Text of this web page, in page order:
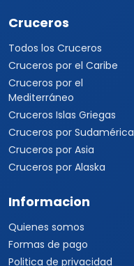
Cruceros
Todos los Cruceros
Cruceros por el Caribe
Cruceros por el
Mediterráneo
Cruceros Islas Griegas
Cruceros por Sudamérica
Cruceros por Asia
Cruceros por Alaska
Informacion
Quienes somos
Formas de pago
Politica de privacidad